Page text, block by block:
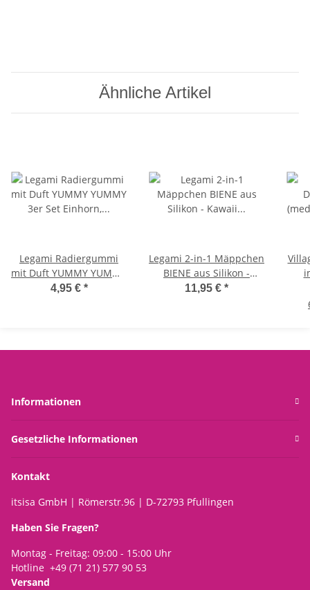
Ähnliche Artikel
Legami Radiergummi
mit Duft YUMMY YUMMY
3er Set Einhorn, Panda,
4,95 € *
Legami 2-in-1 Mäppchen
BIENE aus Silikon -
Kawaii Federmäppchen,
11,95 € *
Informationen
Gesetzliche Informationen
Kontakt
itsisa GmbH | Römerstr.96 | D-72793 Pfullingen
Haben Sie Fragen?
Montag - Freitag: 09:00 - 15:00 Uhr
Hotline +49 (71 21) 577 90 53
Versand